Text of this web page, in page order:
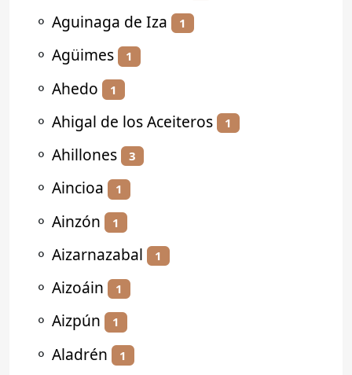
⚬ Aguinaga de Iza 1
⚬ Agüimes 1
⚬ Ahedo 1
⚬ Ahigal de los Aceiteros 1
⚬ Ahillones 3
⚬ Aincioa 1
⚬ Ainzón 1
⚬ Aizarnazabal 1
⚬ Aizoáin 1
⚬ Aizpún 1
⚬ Aladrén 1